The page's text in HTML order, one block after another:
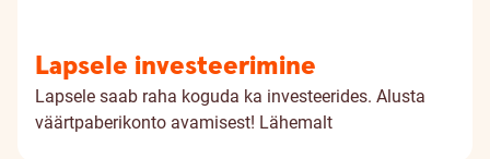
Lapsele investeerimine
Lapsele saab raha koguda ka investeerides. Alusta
väärtpaberikonto avamisest! Lähemalt